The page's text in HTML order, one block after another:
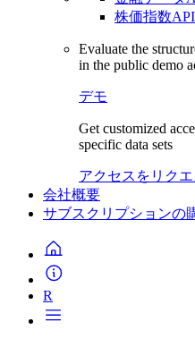
株価指数API
Evaluate the
in the public demo
デモ
Get customized
specific data sets
アクセスをリクエ
会社概要
サブスクリプションの
R